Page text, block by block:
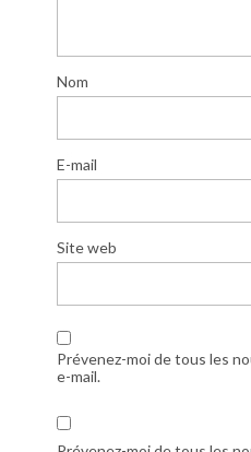
Nom
E-mail
Site web
Prévenez-moi de tous les
e-mail.